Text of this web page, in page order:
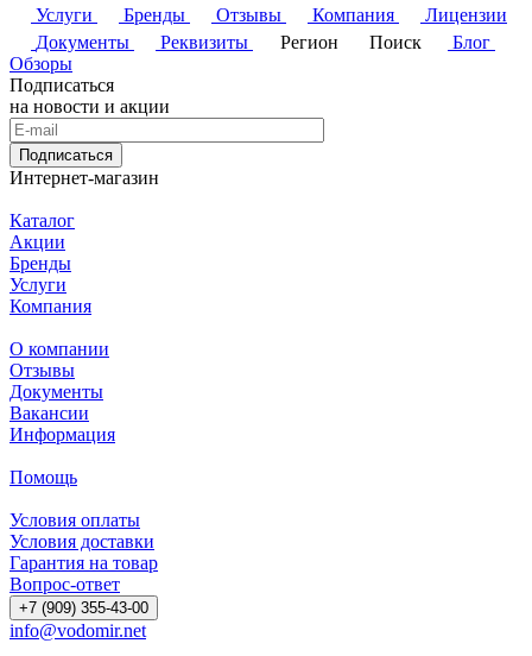
Услуги
Бренды Отзывы Компания
Лицензии
Документы
Реквизиты Регион Поиск
Блог
Обзоры
Подписаться
на новости и акции
Подписаться
Интернет-магазин
Каталог
Акции
Бренды
Услуги
Компания
О компании
Отзывы
Документы
Вакансии
Информация
Помощь
Условия оплаты
Условия доставки
Гарантия на товар
Вопрос-ответ
+7 (909) 355-43-00
info@vodomir.net